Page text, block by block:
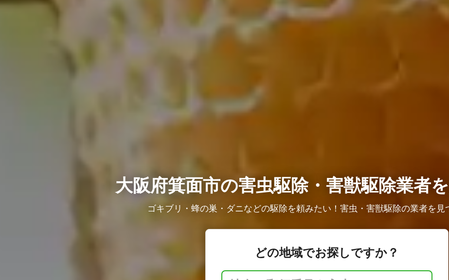
大阪府箕面市の害虫駆除・害獣駆除業者
ゴキブリ・蜂の巣・ダニなどの駆除を頼みたい！害虫・害獣駆除の業者を見
どの地域でお探しですか？